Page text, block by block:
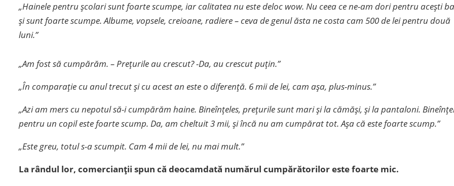
„Hainele pentru școlari sunt foarte scumpe, iar calitatea nu este deloc wow. Nu ceea ce ne-am dori pentru acești
și sunt foarte scumpe. Albume, vopsele, creioane, radiere – ceva de genul ăsta ne costa cam 500 de lei pentru două
luni.”
„Am fost să cumpărăm. – Prețurile au crescut? -Da, au crescut puțin.”
„În comparație cu anul trecut și cu acest an este o diferență. 6 mii de lei, cam așa, plus-minus.”
„Azi am mers cu nepotul să-i cumpărăm haine. Bineînțeles, prețurile sunt mari și la cămăși, și la pantaloni.
pentru un copil este foarte scump. Da, am cheltuit 3 mii, și încă nu am cumpărat tot. Așa că este foarte scump.”
„Este greu, totul s-a scumpit. Cam 4 mii de lei, nu mai mult.”
La rândul lor, comercianții spun că deocamdată numărul cumpărătorilor este foarte mic.